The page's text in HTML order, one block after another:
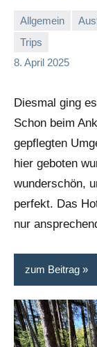
Allgemein
Trips
8. April 2025
Sandra
und
Keine
Kommentare
Diesmal ging
Schon beim
gepflegten
hier geboten
wunderschön,
perfekt. Das
nur
zum Beitrag